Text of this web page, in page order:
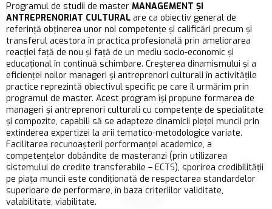
Programul de studii de master MANAGEMENT ŞI
ANTREPRENORIAT CULTURAL are ca obiectiv general de
referinţă obţinerea unor noi competenţe şi calificări precum şi
transferul acestora în practica profesională prin ameliorarea
reacţiei faţă de nou şi faţă de un mediu socio-economic şi
educaţional în continuă schimbare. Creşterea dinamismului şi a
eficienţei noilor manageri și antreprenori culturali în activităţile
practice reprezintă obiectivul specific pe care îl urmărim prin
programul de master. Acest program îşi propune formarea de
manageri și antreprenori culturali cu competenţe de specialitate
şi compozite, capabili să se adapteze dinamicii pieţei muncii prin
extinderea expertizei la arii tematico-metodologice variate.
Facilitarea recunoaşterii performanţei academice, a
competenţelor dobândite de masteranzi (prin utilizarea
sistemului de credite transferabile – ECTS), sporirea credibilităţii
pe piaţa muncii este condiţionată de respectarea standardelor
superioare de performare, în baza criteriilor validitate,
valabilitate, viabilitate.